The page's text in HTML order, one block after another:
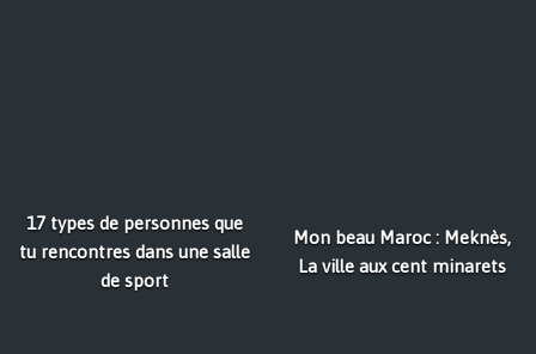
17 types de personnes que
tu rencontres dans une salle
de sport
Mon beau Maroc : Meknès,
La ville aux cent minarets